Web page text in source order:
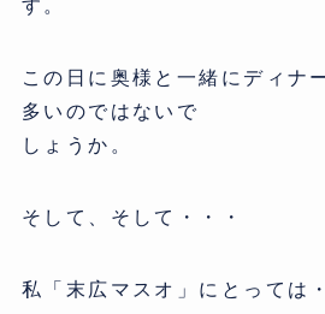
す。
この日に奥様と一緒にディナ
多いのではないで
しょうか。
そして、そして・・・
私「末広マスオ」にとっては